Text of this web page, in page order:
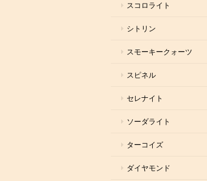
スコロライト
シトリン
スモーキークォーツ
スピネル
セレナイト
ソーダライト
ターコイズ
ダイヤモンド